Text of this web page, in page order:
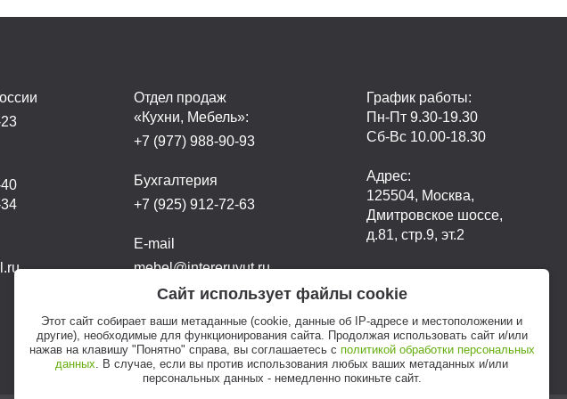
Сайт использует файлы cookie
Этот сайт собирает ваши метаданные (cookie, данные об IP-адресе и местоположении и
другие), необходимые для функционирования сайта. Продолжая использовать сайт и/или
нажав на клавишу "Понятно" справа, вы соглашаетесь с политикой обработки персональных
данных. В случае, если вы против использования любых ваших метаданных и/или
персональных данных - немедленно покиньте сайт.
Отдел продаж
«Кухни, Мебель»:
+7 (977) 988-90-93
Бухгалтерия
+7 (925) 912-72-63
E-mail
mebel@intereruyut.ru
График работы:
Пн-Пт 9.30-19.30
Сб-Вс 10.00-18.30
Адрес:
125504, Москва,
Дмитровское шоссе,
д.81, стр.9, эт.2